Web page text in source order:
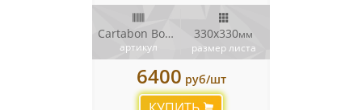
Cartabon Boston Grey
артикул
330х330мм
размер листа
6400 руб/шт